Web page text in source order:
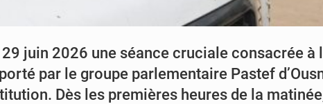
juin 2026 une séance cruciale consacrée à
par le groupe parlementaire Pastef
Dès les premières heures de la